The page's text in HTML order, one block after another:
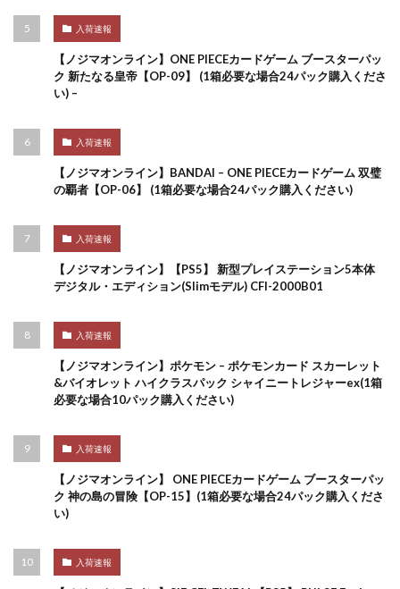
入荷速報
【ノジマオンライン】ONE PIECEカードゲーム ブースターパッ
ク 新たなる皇帝【OP-09】 (1箱必要な場合24パック購入くださ
い) –
入荷速報
【ノジマオンライン】BANDAI – ONE PIECEカードゲーム 双璧
の覇者【OP-06】 (1箱必要な場合24パック購入ください)
入荷速報
【ノジマオンライン】【PS5】 新型プレイステーション5本体
デジタル・エディション(Slimモデル) CFI-2000B01
入荷速報
【ノジマオンライン】ポケモン – ポケモンカード スカーレット
&バイオレット ハイクラスパック シャイニートレジャーex(1箱
必要な場合10パック購入ください)
入荷速報
【ノジマオンライン】 ONE PIECEカードゲーム ブースターパッ
ク 神の島の冒険【OP-15】(1箱必要な場合24パック購入くださ
い)
入荷速報